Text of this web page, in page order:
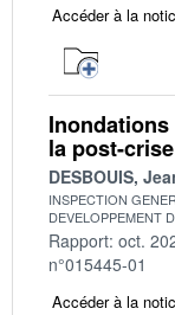
Accéder à la
la post-
DESBOUIS,
INSPECTION
DEVELOPPEMENT
Rapport: oct.
n°015445-01
Accéder à la